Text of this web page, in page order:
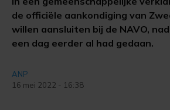
de officiële aankondiging van
willen aansluiten bij de NAVO,
een dag eerder al had gedaan.
ANP
16 mei 2022 - 16:38